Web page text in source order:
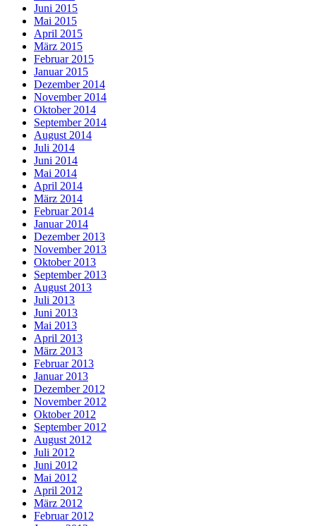
Juni 2015
Mai 2015
April 2015
März 2015
Februar 2015
Januar 2015
Dezember 2014
November 2014
Oktober 2014
September 2014
August 2014
Juli 2014
Juni 2014
Mai 2014
April 2014
März 2014
Februar 2014
Januar 2014
Dezember 2013
November 2013
Oktober 2013
September 2013
August 2013
Juli 2013
Juni 2013
Mai 2013
April 2013
März 2013
Februar 2013
Januar 2013
Dezember 2012
November 2012
Oktober 2012
September 2012
August 2012
Juli 2012
Juni 2012
Mai 2012
April 2012
März 2012
Februar 2012